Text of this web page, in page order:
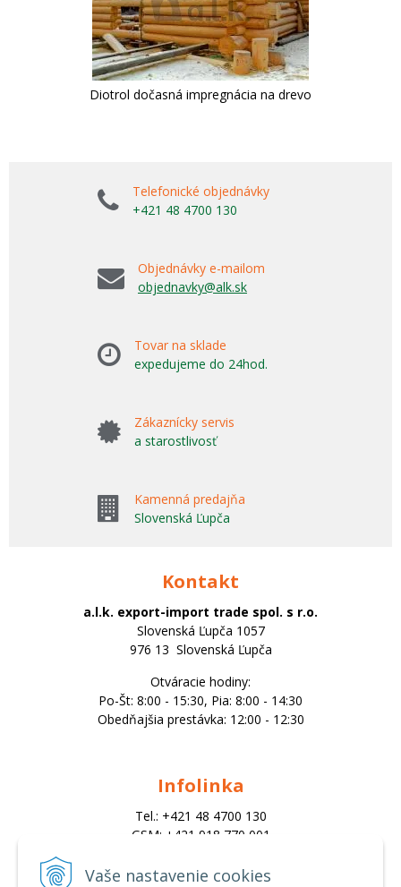
Vaše nastavenie cookies
Diotrol dočasná impregnácia na drevo
Telefonické objednávky
+421 48 4700 130
Objednávky e-mailom
objednavky@alk.sk
Tovar na sklade
expedujeme do 24hod.
Zákaznícky servis
a starostlivosť
Kamenná predajňa
Slovenská Ľupča
Kontakt
a.l.k. export-import trade spol. s r.o.
Slovenská Ľupča 1057
976 13 Slovenská Ľupča
Otváracie hodiny:
Po-Št: 8:00 - 15:30, Pia: 8:00 - 14:30
Obedňajšia prestávka: 12:00 - 12:30
Infolinka
Tel.: +421 48 4700 130
GSM: +421 918 770 001
trade@alk.sk